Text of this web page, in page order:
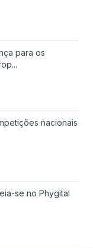
para os
nacionais
se no Phygital